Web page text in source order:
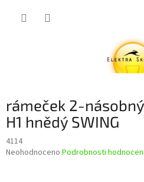
rámeček 2-
H1 hnědý SWING
4114
Průměrné
Neohodnoceno Podrobnosti